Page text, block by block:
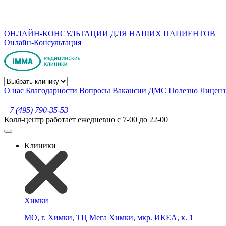
ОНЛАЙН-КОНСУЛЬТАЦИИ ДЛЯ НАШИХ ПАЦИЕНТОВ
Онлайн-Консультация
О нас Благодарности Вопросы Вакансии ДМС Полезно
+7 (495) 790-35-53
Колл-центр работает ежедневно с 7-00 до 22-00
Клиники
Химки
МО, г. Химки, ТЦ Мега Химки, мкр. ИКЕА, к. 1